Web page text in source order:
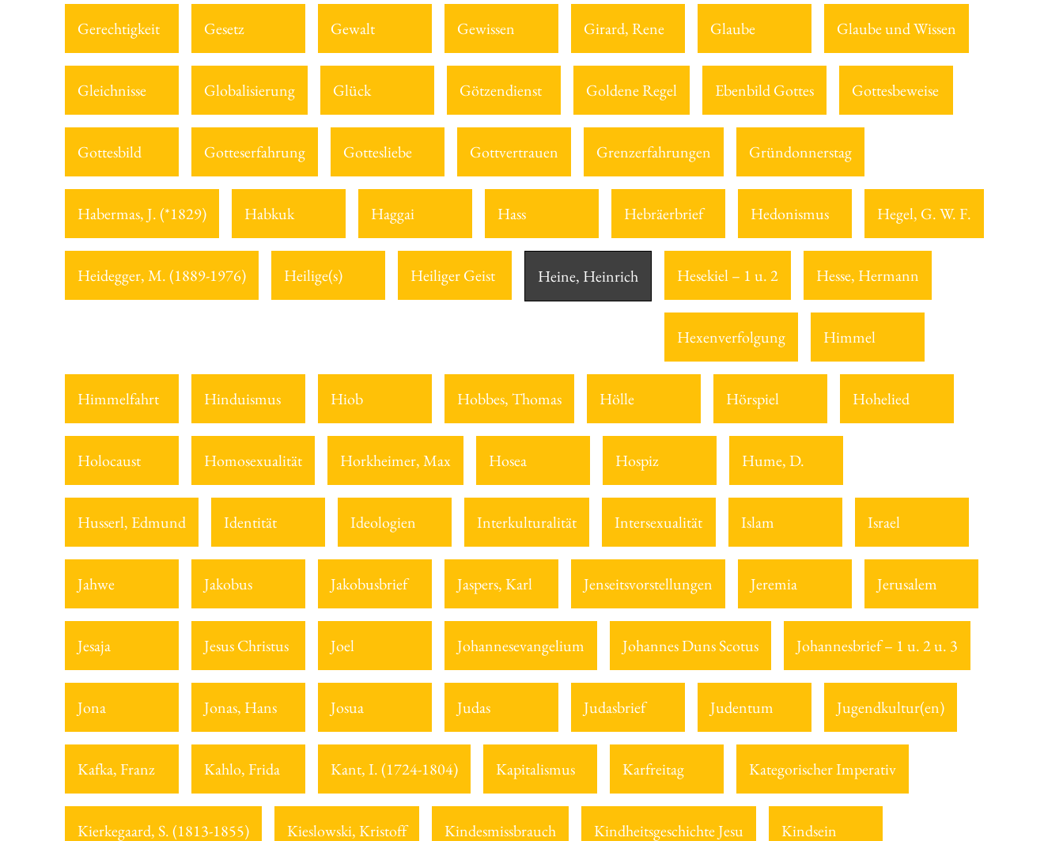
Gerechtigkeit Gesetz Gewalt Gewissen Girard, Rene Glaube Glaube und Wissen
Gleichnisse Globalisierung Glück Götzendienst Goldene Regel Ebenbild Gottes Gottesbeweise
Gottesbild Gotteserfahrung Gottesliebe Gottvertrauen Grenzerfahrungen Gründonnerstag
Habermas, J. (*1829) Habkuk Haggai Hass Hebräerbrief Hedonismus Hegel, G. W. F.
Heidegger, M. (1889-1976) Heilige(s) Heiliger Geist Heine, Heinrich Hesekiel – 1 u. 2 Hesse, Hermann
Hexenverfolgung Himmel
Himmelfahrt Hinduismus Hiob Hobbes, Thomas Hölle Hörspiel Hohelied
Holocaust Homosexualität Horkheimer, Max Hosea Hospiz Hume, D.
Husserl, Edmund Identität Ideologien Interkulturalität Intersexualität Islam Israel
Jahwe Jakobus Jakobusbrief Jaspers, Karl Jenseitsvorstellungen Jeremia Jerusalem
Jesaja Jesus Christus Joel Johannesevangelium Johannes Duns Scotus Johannesbrief – 1 u. 2 u. 3
Jona Jonas, Hans Josua Judas Judasbrief Judentum Jugendkultur(en)
Kafka, Franz Kahlo, Frida Kant, I. (1724-1804) Kapitalismus Karfreitag Kategorischer Imperativ
Kierkegaard, S. (1813-1855) Kieslowski, Kristoff Kindesmissbrauch Kindheitsgeschichte Jesu Kindsein